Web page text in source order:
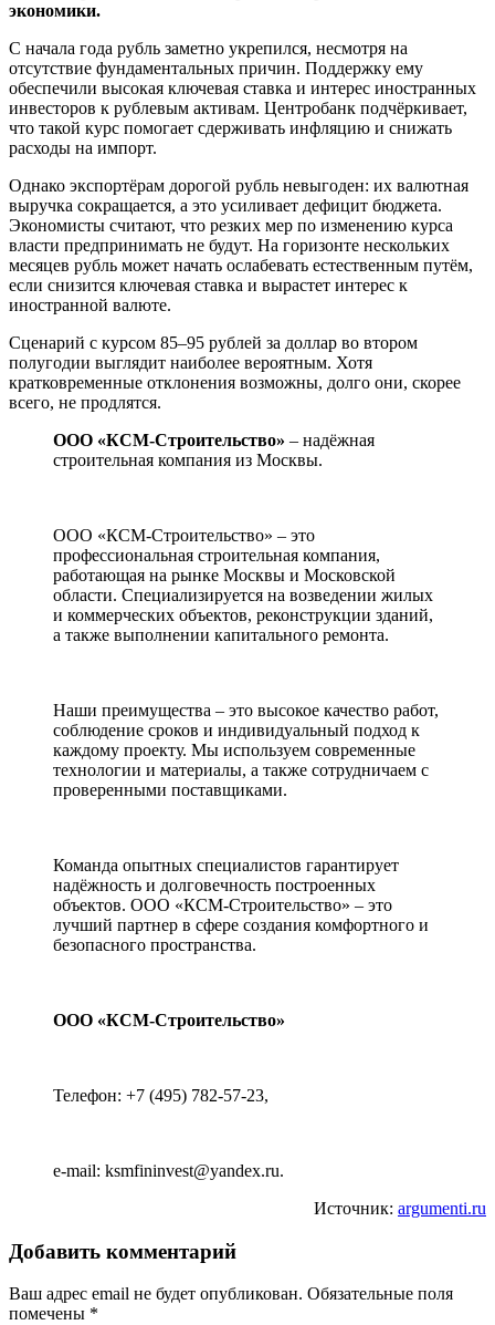
экономики.
С начала года рубль заметно укрепился, несмотря на
отсутствие фундаментальных причин. Поддержку ему
обеспечили высокая ключевая ставка и интерес иностранных
инвесторов к рублевым активам. Центробанк подчёркивает,
что такой курс помогает сдерживать инфляцию и снижать
расходы на импорт.
Однако экспортёрам дорогой рубль невыгоден: их валютная
выручка сокращается, а это усиливает дефицит бюджета.
Экономисты считают, что резких мер по изменению курса
власти предпринимать не будут. На горизонте нескольких
месяцев рубль может начать ослабевать естественным путём,
если снизится ключевая ставка и вырастет интерес к
иностранной валюте.
Сценарий с курсом 85–95 рублей за доллар во втором
полугодии выглядит наиболее вероятным. Хотя
кратковременные отклонения возможны, долго они, скорее
всего, не продлятся.
ООО «КСМ-Строительство» – надёжная
строительная компания из Москвы.
ООО «КСМ-Строительство» – это
профессиональная строительная компания,
работающая на рынке Москвы и Московской
области. Специализируется на возведении жилых
и коммерческих объектов, реконструкции зданий,
а также выполнении капитального ремонта.
Наши преимущества – это высокое качество работ,
соблюдение сроков и индивидуальный подход к
каждому проекту. Мы используем современные
технологии и материалы, а также сотрудничаем с
проверенными поставщиками.
Команда опытных специалистов гарантирует
надёжность и долговечность построенных
объектов. ООО «КСМ-Строительство» – это
лучший партнер в сфере создания комфортного и
безопасного пространства.
ООО «КСМ-Строительство»
Телефон: +7 (495) 782-57-23,
e-mail: ksmfininvest@yandex.ru.
Источник: argumenti.ru
Добавить комментарий
Ваш адрес email не будет опубликован. Обязательные поля
помечены *